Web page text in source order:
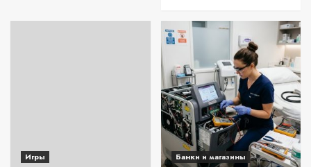
Игры Банки и магазины